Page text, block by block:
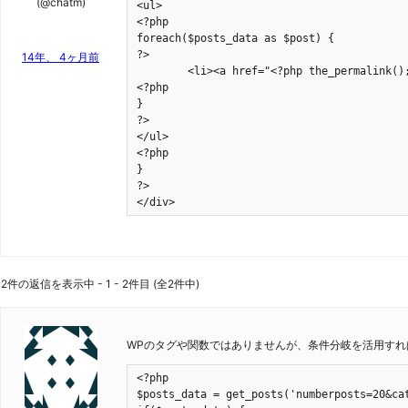
14年、 4ヶ月前
<ul>
<?php
foreach($posts_data as $post) {
?>
<?php
}
?>
</ul>
<?php
}
?>
</div>
2件の返信を表示中 - 1 - 2件目 (全2件中)
WPのタグや関数ではありませんが、条件分岐を活用す
<?php
$posts_data =